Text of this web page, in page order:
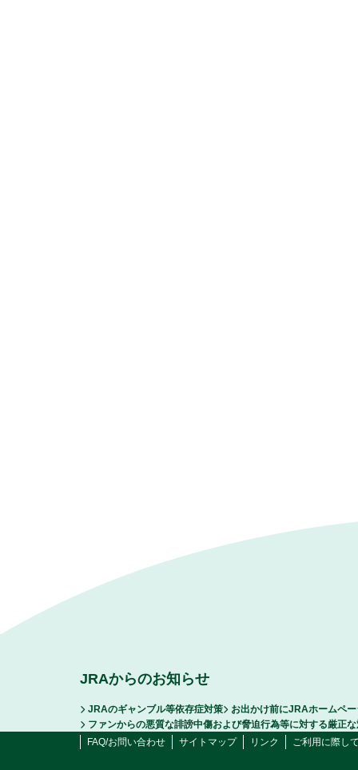
JRAからのお知らせ
JRAのギャンブル等依存症対策
お出かけ前にJRAホームペ
ファンからの悪質な誹謗中傷および脅迫行為等に対する厳正
FAQ/お問い合わせ
サイトマップ リンク ご利用に際し